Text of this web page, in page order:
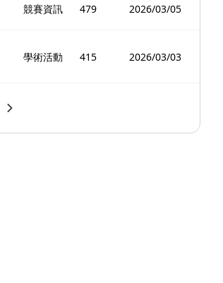
競賽資訊 479 2026/03/05
學術活動 415 2026/03/03